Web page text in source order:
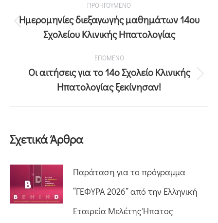
ΠΡΟΗΓΟΥΜΕΝΟ
Ημερομηνίες διεξαγωγής μαθημάτων 14ου
Σχολείου Κλινικής Ηπατολογίας
ΕΠΟΜΕΝΟ
Οι αιτήσεις για το 14ο Σχολείο Κλινικής
Ηπατολογίας ξεκίνησαν!
Σχετικά Άρθρα
Παράταση για το πρόγραμμα
“ΓΕΦΥΡΑ 2026” από την Ελληνική
Εταιρεία Μελέτης Ήπατος